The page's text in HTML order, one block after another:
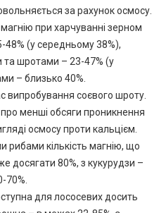
за рахунок осмосу.
при харчуванні зерном
48% (у середньому 38%),
шротами – 23-47% (у
– близько 40%.
випробування соєвого шроту.
менші обсяги проникнення
осмосу проти кальцієм.
рибами кількість магнію, що
досягати 80%, з кукурудзи –
70%.
для лососевих досить